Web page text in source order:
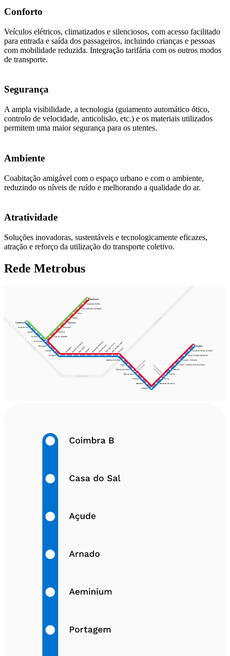
Conforto
Veículos elétricos, climatizados e silenciosos, com acesso facilitado
para entrada e saída dos passageiros, incluindo crianças e pessoas
com mobilidade reduzida. Integração tarifária com os outros modos
de transporte.
Segurança
A ampla visibilidade, a tecnologia (guiamento automático ótico,
controlo de velocidade, anticolisão, etc.) e os materiais utilizados
permitem uma maior segurança para os utentes.
Ambiente
Coabitação amigável com o espaço urbano e com o ambiente,
reduzindo os níveis de ruído e melhorando a qualidade do ar.
Atratividade
Soluções inovadoras, sustentáveis e tecnologicamente eficazes,
atração e reforço da utilização do transporte coletivo.
Rede Metrobus